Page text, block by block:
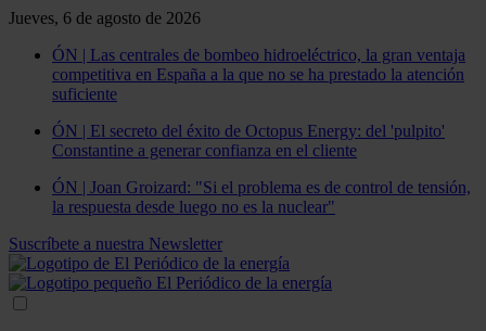
Jueves, 6 de agosto de 2026
ÓN | Las centrales de bombeo hidroeléctrico, la gran ventaja
competitiva en España a la que no se ha prestado la atención
suficiente
ÓN | El secreto del éxito de Octopus Energy: del 'pulpito'
Constantine a generar confianza en el cliente
ÓN | Joan Groizard: "Si el problema es de control de tensión,
la respuesta desde luego no es la nuclear"
Suscríbete a nuestra Newsletter